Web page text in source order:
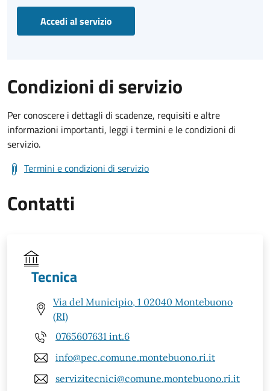
Accedi al servizio
Condizioni di servizio
Per conoscere i dettagli di scadenze, requisiti e altre
informazioni importanti, leggi i termini e le condizioni di
servizio.
Termini e condizioni di servizio
Contatti
Tecnica
Via del Municipio, 1 02040 Montebuono
(RI)
0765607631 int.6
info@pec.comune.montebuono.ri.it
servizitecnici@comune.montebuono.ri.it